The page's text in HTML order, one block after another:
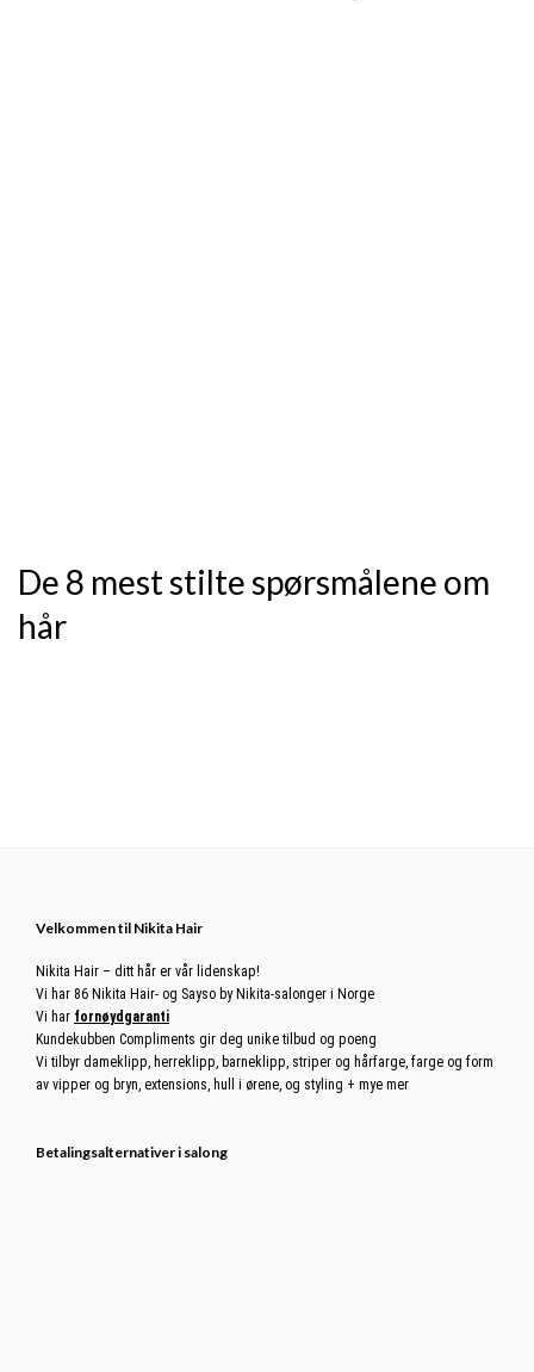
De 8 mest stilte spørsmålene om
hår
Footer
Velkommen til Nikita Hair
Nikita Hair – ditt hår er vår lidenskap!
Vi har 86 Nikita Hair- og Sayso by Nikita-salonger i Norge
Vi har fornøydgaranti
Kundekubben Compliments gir deg unike tilbud og poeng
Vi tilbyr dameklipp, herreklipp, barneklipp, striper og hårfarge, farge og form
av vipper og bryn, extensions, hull i ørene, og styling + mye mer
Betalingsalternativer i salong